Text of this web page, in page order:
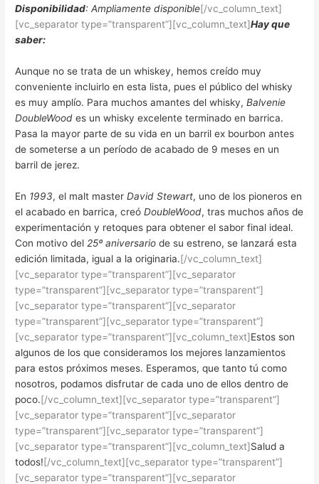
Disponibilidad: Ampliamente disponible[/vc_column_text]
[vc_separator type=”transparent”][vc_column_text]Hay que
saber:
Aunque no se trata de un whiskey, hemos creído muy
conveniente incluirlo en esta lista, pues el público del whisky
es muy amplío. Para muchos amantes del whisky,Balvenie
DoubleWood es un whisky excelente terminado en barrica.
Pasa la mayor parte de su vida en un barril ex bourbon antes
de someterse a un período de acabado de 9 meses en un
barril de jerez.
En 1993, el malt masterDavid Stewart, uno de los pioneros en
el acabado en barrica, creóDoubleWood, tras muchos años de
experimentación y retoques para obtener el sabor final ideal.
Con motivo del 25º aniversario de su estreno, se lanzará esta
edición limitada, igual a la originaria.[/vc_column_text]
[vc_separator type=”transparent”][vc_separator
type=”transparent”][vc_separator type=”transparent”]
[vc_separator type=”transparent”][vc_separator
type=”transparent”][vc_separator type=”transparent”]
[vc_separator type=”transparent”][vc_column_text]Estos son
algunos de los que consideramos los mejores lanzamientos
para estos próximos meses. Esperamos, que tanto tú como
nosotros, podamos disfrutar de cada uno de ellos dentro de
poco.[/vc_column_text][vc_separator type=”transparent”]
[vc_separator type=”transparent”][vc_separator
type=”transparent”][vc_separator type=”transparent”]
[vc_separator type=”transparent”][vc_column_text]Salud a
todos![/vc_column_text][vc_separator type=”transparent”]
[vc_separator type=”transparent”][vc_separator